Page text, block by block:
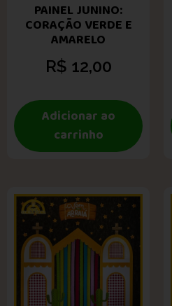
PAINEL JUNINO:
CORAÇÃO VERDE E
AMARELO
R$ 12,00
Adicionar ao
carrinho